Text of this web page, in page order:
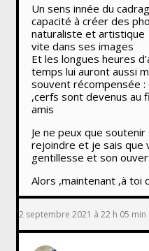
Un sens innée du
capacité à créer des
naturaliste et
vite dans ses images
Et les longues heures
temps lui auront aussi
souvent récompensée :
,cerfs sont devenus au
amis
Je ne peux que
rejoindre et je sais que
gentillesse et son
Alors ,maintenant ,à toi
2 septembre 2021 à 22 h 05 min